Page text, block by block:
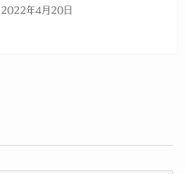
2022年4月20日